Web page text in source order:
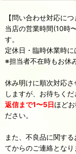
【問い合わせ対応につ
当店の営業時間(10時
す。
定休日・臨時休業時に
※担当者不在時もお休
休み明けに順次対応
しますが、お待ちく
返信まで1〜5日ほど
ださい。
また、不良品に関す
てからのご連絡となり